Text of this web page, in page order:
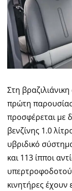
Στη
πρώτη
προσφέρεται με
βενζίνης 1.0
υβριδικό
και 113 ίπποι
κινητήρες